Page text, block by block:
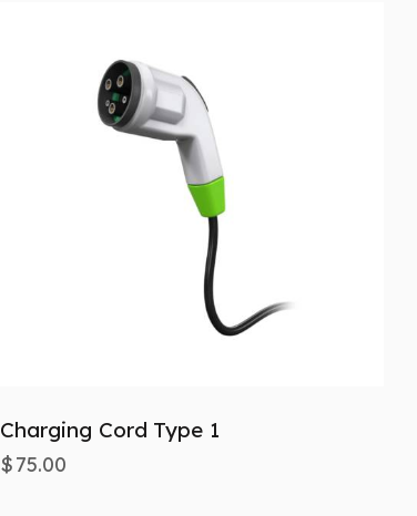
Charging Cord Type 1
$75.00